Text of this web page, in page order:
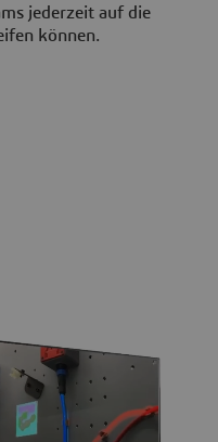
jederzeit auf die
können.